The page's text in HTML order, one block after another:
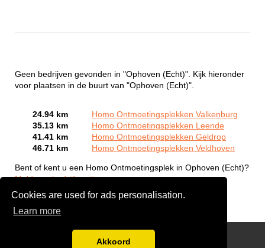
Cookies are used for ads personalisation.
Learn more
Akkoord
Geen bedrijven gevonden in "Ophoven (Echt)". Kijk hieronder
voor plaatsen in de buurt van "Ophoven (Echt)".
24.94 km
Homo Ontmoetingsplekken Valkenburg
35.13 km
Homo Ontmoetingsplekken Leende
41.41 km
Homo Ontmoetingsplekken Geldrop
46.71 km
Homo Ontmoetingsplekken Veldhoven
Bent of kent u een Homo Ontmoetingsplek in Ophoven (Echt)?
Meld een bedrijf gratis aan